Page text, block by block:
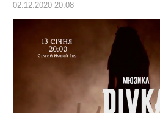
02.12.2020 20:08